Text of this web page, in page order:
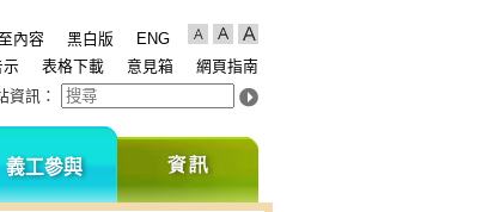
內容 黑白版
ENG
表格下載 意見箱
網頁指南
資訊 ：
義
與